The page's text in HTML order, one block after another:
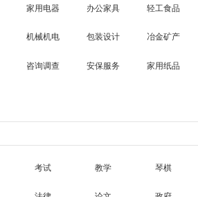
家用电器 办公家具 轻工食品
机械机电 包装设计 冶金矿产
咨询调查 安保服务 家用纸品
考试 教学 琴棋